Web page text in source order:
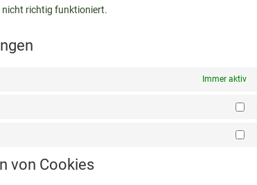
nicht richtig funktioniert.
Immer aktiv
von Cookies